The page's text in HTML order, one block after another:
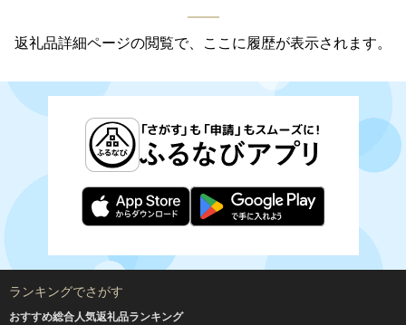
返礼品詳細ページの閲覧で、ここに履歴が表示されます。
ランキングでさがす
おすすめ総合人気返礼品ランキング